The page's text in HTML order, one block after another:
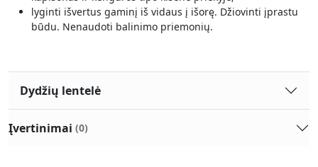
lyginti išvertus gaminį iš vidaus į išorę. Džiovinti įprastu
būdu. Nenaudoti balinimo priemonių.
Dydžių lentelė
Įvertinimai (0)